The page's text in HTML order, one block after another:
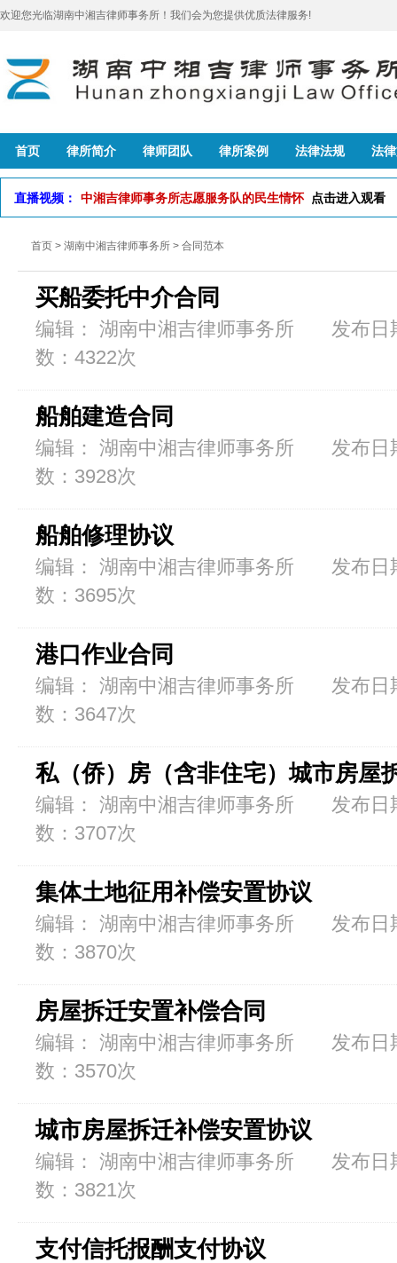
欢迎您光临湖南中湘吉律师事务所！我们会为您提供优质法律服务!
首页 律所简介 律师团队 律所案例 法律法规 法
直播视频： 中湘吉律师事务所志愿服务队的民生情怀 点击进入观看
首页 > 湖南中湘吉律师事务所 > 合同范本
买船委托中介合同
编辑： 湖南中湘吉律师事务所 发布
数：4322次
船舶建造合同
编辑： 湖南中湘吉律师事务所 发布
数：3928次
船舶修理协议
编辑： 湖南中湘吉律师事务所 发布
数：3695次
港口作业合同
编辑： 湖南中湘吉律师事务所 发布
数：3647次
私（侨）房（含非住宅）城市房屋
编辑： 湖南中湘吉律师事务所 发布
数：3707次
集体土地征用补偿安置协议
编辑： 湖南中湘吉律师事务所 发布
数：3870次
房屋拆迁安置补偿合同
编辑： 湖南中湘吉律师事务所 发布
数：3570次
城市房屋拆迁补偿安置协议
编辑： 湖南中湘吉律师事务所 发布
数：3821次
支付信托报酬支付协议